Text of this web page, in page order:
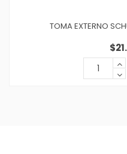
TOMA EXTERNO